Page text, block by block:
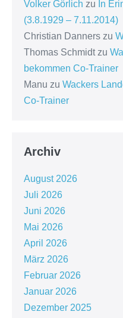
Volker Görlich zu In
(3.8.1929 – 7.11.2014)
Christian Danners zu
Thomas Schmidtzu
bekommen Co-Trainer
Manu zu Wackers
Co-Trainer
Archiv
August 2026
Juli 2026
Juni 2026
Mai 2026
April 2026
März 2026
Februar 2026
Januar 2026
Dezember 2025